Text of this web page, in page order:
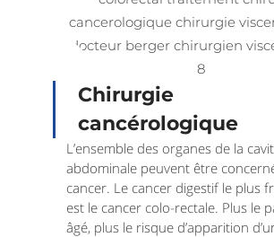
Chirurgie
cancérologique
L’ensemble des organes de la
abdominale peuvent être
cancer. Le cancer digestif le plus
est le cancer colo-rectale. Plus le
âgé, plus le risque d’apparition